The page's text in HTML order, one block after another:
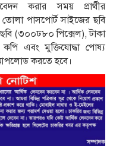
করার সময় প্রার্থীর
তোলা পাসপোর্ট সাইজের ছবি
(৩০০ঢ৮০ পিক্সেল), টাকা
এবং মুক্তিযোদ্ধা পোষ্য
আপলোড করতে হবে।